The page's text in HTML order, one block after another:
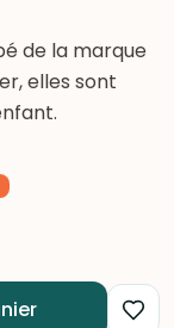
de la marque
elles sont